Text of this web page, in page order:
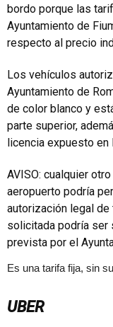
bordo porque las
Ayuntamiento de
respecto al precio
Los vehículos
Ayuntamiento de
de color blanco y
parte superior,
licencia expuesto en
AVISO: cualquier
aeropuerto podría
autorización legal
solicitada podría ser
prevista por el
Es una tarifa fija, sin
UBER